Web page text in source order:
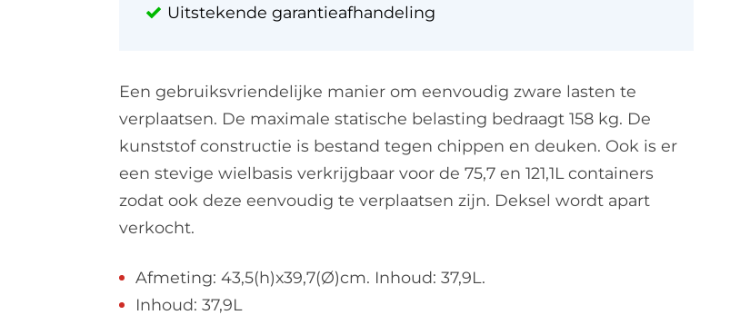
Uitstekende garantieafhandeling
Een gebruiksvriendelijke manier om eenvoudig zware lasten te
verplaatsen. De maximale statische belasting bedraagt 158 kg. De
kunststof constructie is bestand tegen chippen en deuken. Ook is er
een stevige wielbasis verkrijgbaar voor de 75,7 en 121,1L containers
zodat ook deze eenvoudig te verplaatsen zijn. Deksel wordt apart
verkocht.
Afmeting: 43,5(h)x39,7(Ø)cm. Inhoud: 37,9L.
Inhoud: 37,9L